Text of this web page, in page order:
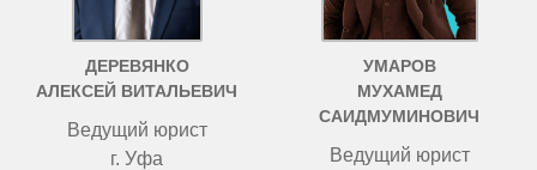
ДЕРЕВЯНКО
АЛЕКСЕЙ ВИТАЛЬЕВИЧ
Ведущий юрист
г. Уфа
УМАРОВ
МУХАМЕД
САИДМУМИНОВИЧ
Ведущий юрист